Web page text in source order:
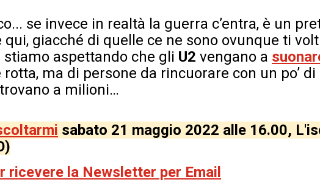
se invece in realtà la guerra c’entra, è un
qui, giacché di quelle ce ne sono ovunque ti
stiamo aspettando che gli U2 vengano a
rotta, ma di persone da rincuorare con un po’
a milioni…
sabato 21 maggio 2022 alle 16.00,
ricevere la Newsletter per Email